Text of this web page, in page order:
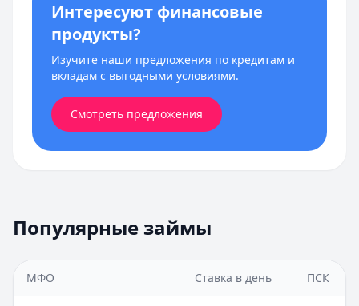
Интересуют финансовые
продукты?
Изучите наши предложения по кредитам и
вкладам с выгодными условиями.
Смотреть предложения
Популярные займы
МФО Ставка в день ПСК